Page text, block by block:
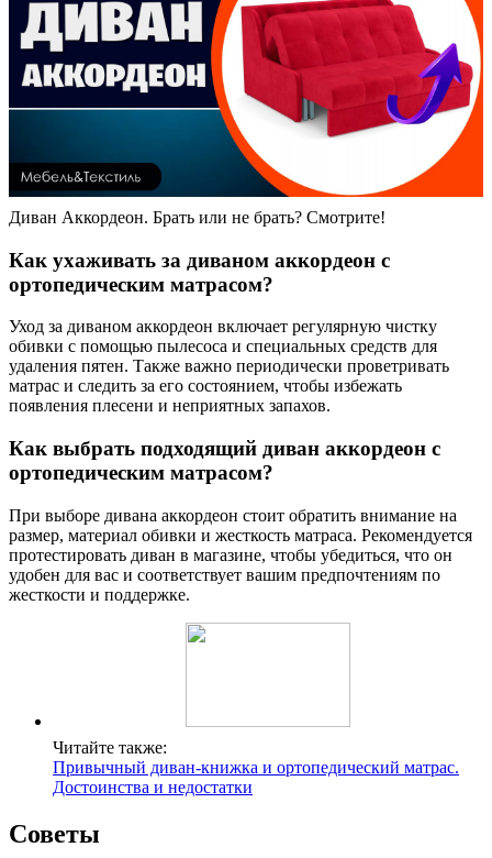
Диван Аккордеон. Брать или не брать? Смотрите!
Как ухаживать за диваном аккордеон с
ортопедическим матрасом?
Уход за диваном аккордеон включает регулярную чистку
обивки с помощью пылесоса и специальных средств для
удаления пятен. Также важно периодически проветривать
матрас и следить за его состоянием, чтобы избежать
появления плесени и неприятных запахов.
Как выбрать подходящий диван аккордеон с
ортопедическим матрасом?
При выборе дивана аккордеон стоит обратить внимание на
размер, материал обивки и жесткость матраса. Рекомендуется
протестировать диван в магазине, чтобы убедиться, что он
удобен для вас и соответствует вашим предпочтениям по
жесткости и поддержке.
Читайте также:
Привычный диван-книжка и ортопедический матрас.
Достоинства и недостатки
Советы